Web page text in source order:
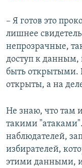
– Я готов это
лишнее
непрозрачные,
доступ к
быть открытыми.
открыты, а на
Не знаю, что там
такими
наблюдателей,
избирателей,
этими данными,